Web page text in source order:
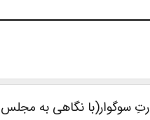
سوگوار(با نگاهی به مجلس